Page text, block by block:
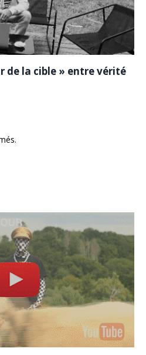
de la cible » entre vérité